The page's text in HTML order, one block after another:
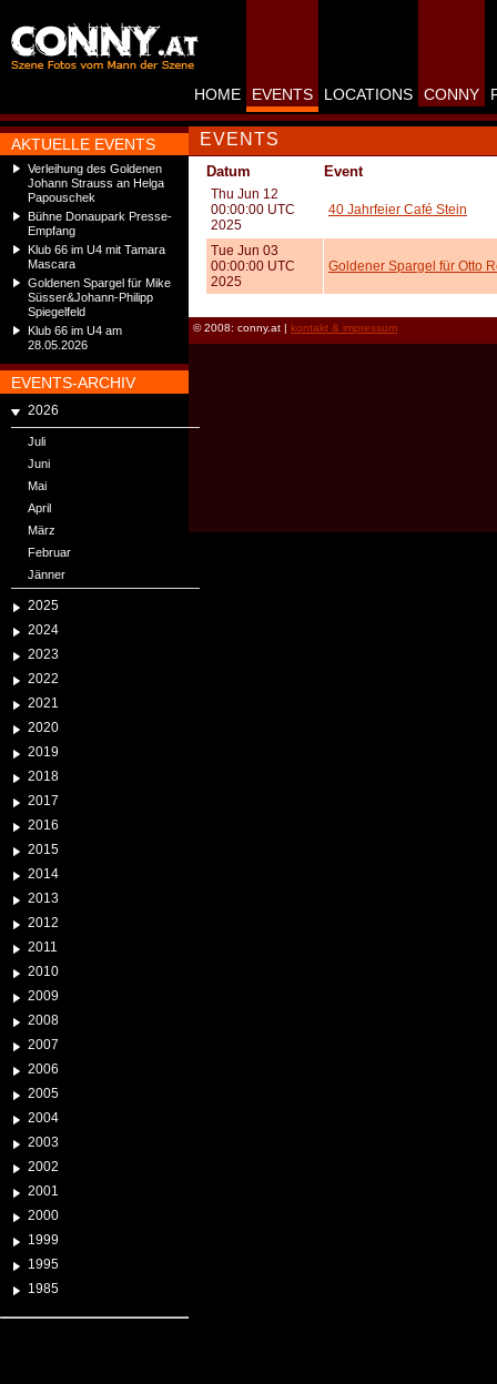
AKTUELLE EVENTS
Verleihung des Goldenen
Johann Strauss an Helga
Papouschek
Bühne Donaupark Presse-
Empfang
Klub 66 im U4 mit Tamara
Mascara
Goldenen Spargel für Mike
Süsser&Johann-Philipp
Spiegelfeld
Klub 66 im U4 am
28.05.2026
EVENTS-ARCHIV
2026
Juli
Juni
Mai
April
März
Februar
Jänner
2025
2024
2023
2022
2021
2020
2019
2018
2017
2016
2015
2014
2013
2012
2011
2010
2009
2008
2007
2006
2005
2004
2003
2002
2001
2000
1999
1995
1985
HOME EVENTS LOCATIONS CONNY
EVENTS
Datum Event
Thu Jun 12
00:00:00 UTC
2025
40 Jahrfeier Café Stein
Tue Jun 03
00:00:00 UTC
2025
Goldener Spargel für Otto
© 2008: conny.at | kontakt & impressum